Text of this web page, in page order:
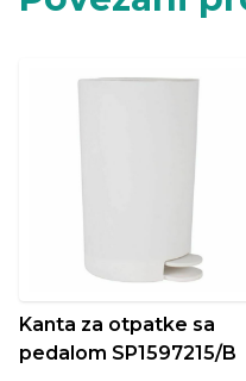
Kanta za otpatke sa
pedalom SP1597215/B